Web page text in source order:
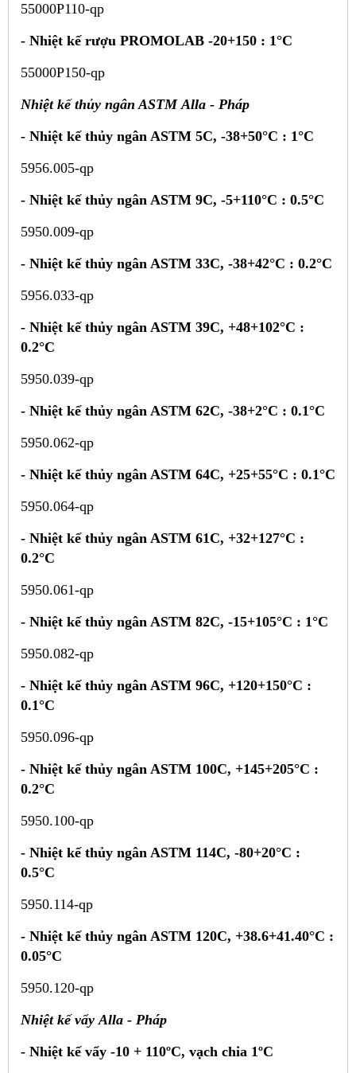
55000P110-qp
- Nhiệt kế rượu PROMOLAB -20+150 : 1°C
55000P150-qp
Nhiệt kế thủy ngân ASTMAlla - Pháp
- Nhiệt kế thủy ngân ASTM 5C, -38+50°C : 1°C
5956.005-qp
- Nhiệt kế thủy ngân ASTM 9C, -5+110°C : 0.5°C
5950.009-qp
- Nhiệt kế thủy ngân ASTM 33C, -38+42°C : 0.2°C
5956.033-qp
- Nhiệt kế thủy ngân ASTM 39C, +48+102°C :
0.2°C
5950.039-qp
- Nhiệt kế thủy ngân ASTM 62C, -38+2°C : 0.1°C
5950.062-qp
- Nhiệt kế thủy ngân ASTM 64C, +25+55°C : 0.1°C
5950.064-qp
- Nhiệt kế thủy ngân ASTM 61C, +32+127°C :
0.2°C
5950.061-qp
- Nhiệt kế thủy ngân ASTM 82C, -15+105°C : 1°C
5950.082-qp
- Nhiệt kế thủy ngân ASTM 96C, +120+150°C :
0.1°C
5950.096-qp
- Nhiệt kế thủy ngân ASTM 100C, +145+205°C :
0.2°C
5950.100-qp
- Nhiệt kế thủy ngân ASTM 114C, -80+20°C :
0.5°C
5950.114-qp
- Nhiệt kế thủy ngân ASTM 120C, +38.6+41.40°C :
0.05°C
5950.120-qp
Nhiệt kế vẩy Alla - Pháp
- Nhiệt kế vẩy -10 + 110ºC, vạch chia 1ºC